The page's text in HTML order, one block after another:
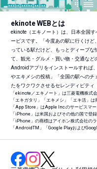
ekinote WEBとは
ekinote（エキノート）は、日本全国
ービスです。「今度あの駅に行くけ
っている駅だけど、もっとディープ
て、観光・グルメ・買い物・交通な
Androidアプリをインストールすれば
やエキメシの投稿」「全国の駅への
たをワクワクさせるセレンディピティ
「ekinote／エキノート」は三菱電機株式
「エキガタリ」「エキメシ」「エキ活」は
「App Store」はApple Inc.のサービスマー
「iPhone」は米国およびその他の国で登
「iPhone」の商標はアイホン株式会社の
「AndroidTM 」「Google Playおよび